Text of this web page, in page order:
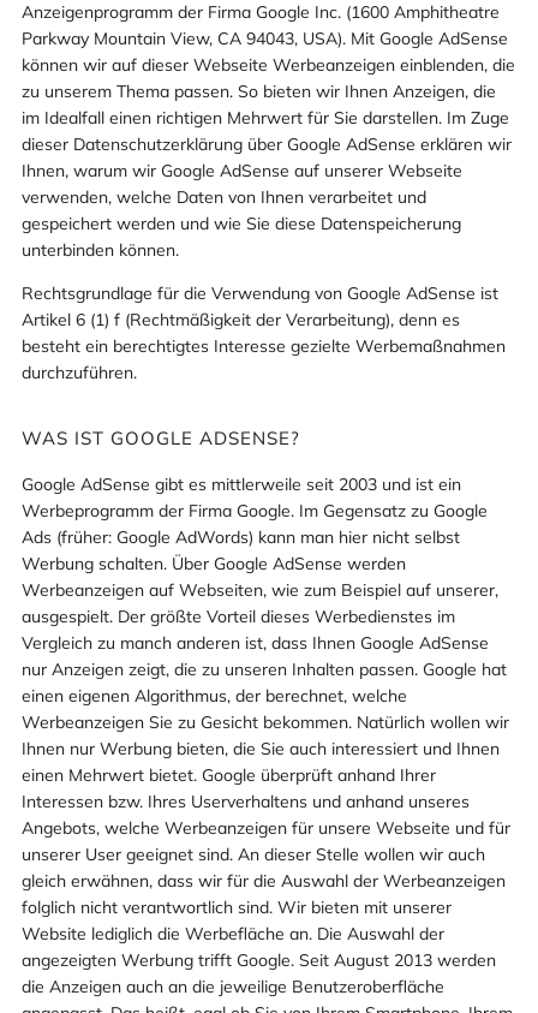
Anzeigenprogramm der Firma Google Inc. (1600 Amphitheatre
Parkway Mountain View, CA 94043, USA). Mit Google AdSense
können wir auf dieser Webseite Werbeanzeigen einblenden, die
zu unserem Thema passen. So bieten wir Ihnen Anzeigen, die
im Idealfall einen richtigen Mehrwert für Sie darstellen. Im Zuge
dieser Datenschutzerklärung über Google AdSense erklären wir
Ihnen, warum wir Google AdSense auf unserer Webseite
verwenden, welche Daten von Ihnen verarbeitet und
gespeichert werden und wie Sie diese Datenspeicherung
unterbinden können.
Rechtsgrundlage für die Verwendung von Google AdSense ist
Artikel 6 (1) f (Rechtmäßigkeit der Verarbeitung), denn es
besteht ein berechtigtes Interesse gezielte Werbemaßnahmen
durchzuführen.
WAS IST GOOGLE ADSENSE?
Google AdSense gibt es mittlerweile seit 2003 und ist ein
Werbeprogramm der Firma Google. Im Gegensatz zu Google
Ads (früher: Google AdWords) kann man hier nicht selbst
Werbung schalten. Über Google AdSense werden
Werbeanzeigen auf Webseiten, wie zum Beispiel auf unserer,
ausgespielt. Der größte Vorteil dieses Werbedienstes im
Vergleich zu manch anderen ist, dass Ihnen Google AdSense
nur Anzeigen zeigt, die zu unseren Inhalten passen. Google hat
einen eigenen Algorithmus, der berechnet, welche
Werbeanzeigen Sie zu Gesicht bekommen. Natürlich wollen wir
Ihnen nur Werbung bieten, die Sie auch interessiert und Ihnen
einen Mehrwert bietet. Google überprüft anhand Ihrer
Interessen bzw. Ihres Userverhaltens und anhand unseres
Angebots, welche Werbeanzeigen für unsere Webseite und für
unserer User geeignet sind. An dieser Stelle wollen wir auch
gleich erwähnen, dass wir für die Auswahl der Werbeanzeigen
folglich nicht verantwortlich sind. Wir bieten mit unserer
Website lediglich die Werbefläche an. Die Auswahl der
angezeigten Werbung trifft Google. Seit August 2013 werden
die Anzeigen auch an die jeweilige Benutzeroberfläche